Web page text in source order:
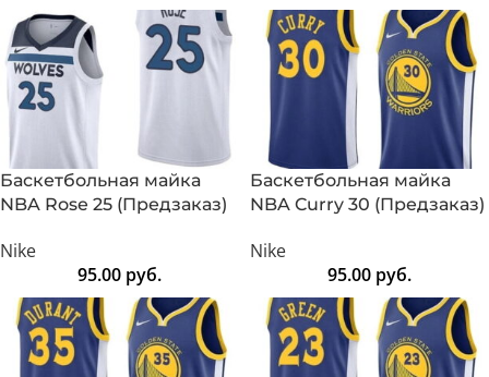
Баскетбольная майка
NBA Rose 25 (Предзаказ)
Nike
95.00 руб.
Баскетбольная майка
NBA Curry 30 (Предзаказ)
Nike
95.00 руб.